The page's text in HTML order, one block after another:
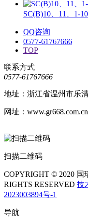
SC(B)10、11、1-
QQ咨询
0577-61767666
TOP
联系方式
0577-61767666
地址：浙江省温州市乐
网址：www.gr668.com.cn
扫描二维码
COPYRIGHT © 2020
RIGHTS RESERVED 技
2023003894号-1
导航